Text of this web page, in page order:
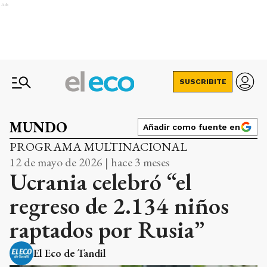
Ads
SUSCRIBITE
MUNDO Añadir como fuente en
PROGRAMA MULTINACIONAL
12 de mayo de 2026 | hace 3 meses
Ucrania celebró “el
regreso de 2.134 niños
raptados por Rusia”
El Eco de Tandil